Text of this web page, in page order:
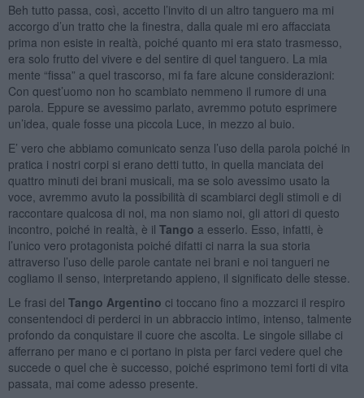
Beh tutto passa, così, accetto l’invito di un altro tanguero ma mi
accorgo d’un tratto che la finestra, dalla quale mi ero affacciata
prima non esiste in realtà, poiché quanto mi era stato trasmesso,
era solo frutto del vivere e del sentire di quel tanguero. La mia
mente “fissa” a quel trascorso, mi fa fare alcune considerazioni:
Con quest’uomo non ho scambiato nemmeno il rumore di una
parola. Eppure se avessimo parlato, avremmo potuto esprimere
un’idea, quale fosse una piccola Luce, in mezzo al buio.
E’ vero che abbiamo comunicato senza l’uso della parola poiché in
pratica i nostri corpi si erano detti tutto, in quella manciata dei
quattro minuti dei brani musicali, ma se solo avessimo usato la
voce, avremmo avuto la possibilità di scambiarci degli stimoli e di
raccontare qualcosa di noi, ma non siamo noi, gli attori di questo
incontro, poiché in realtà, è il Tango a esserlo. Esso, infatti, è
l’unico vero protagonista poiché difatti ci narra la sua storia
attraverso l’uso delle parole cantate nei brani e noi tangueri ne
cogliamo il senso, interpretando appieno, il significato delle stesse.
Le frasi del Tango Argentino ci toccano fino a mozzarci il respiro
consentendoci di perderci in un abbraccio intimo, intenso, talmente
profondo da conquistare il cuore che ascolta. Le singole sillabe ci
afferrano per mano e ci portano in pista per farci vedere quel che
succede o quel che è successo, poiché esprimono temi forti di vita
passata, mai come adesso presente.